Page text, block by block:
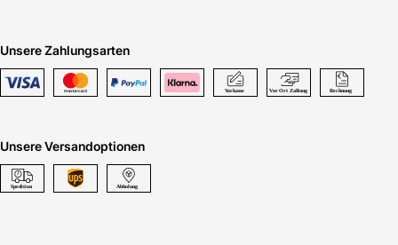
Unsere Zahlungsarten
Unsere Versandoptionen